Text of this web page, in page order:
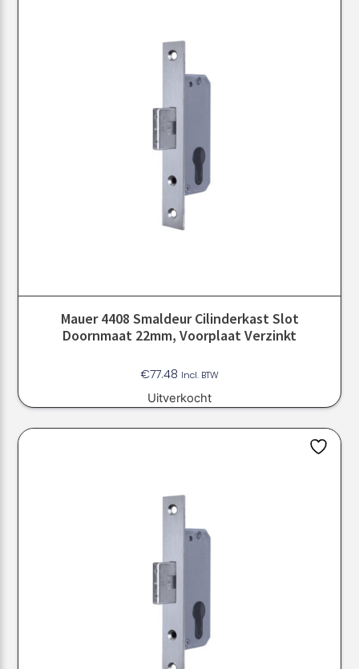
Mauer 4408 Smaldeur Cilinderkast Slot
Doornmaat 22mm, Voorplaat Verzinkt
€77.48 Incl. BTW
Uitverkocht